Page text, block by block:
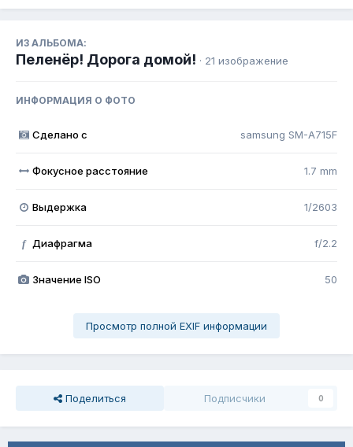
ИЗ АЛЬБОМА:
Пеленёр! Дорога домой! · 21 изображение
ИНФОРМАЦИЯ О ФОТО
Сделано с samsung SM-A715F
Фокусное расстояние 1.7 mm
Выдержка 1/2603
f Диафрагма f/2.2
Значение ISO 50
Просмотр полной EXIF информации
Поделиться Подписчики 0